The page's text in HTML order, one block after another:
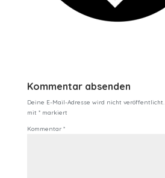
Kommentar absenden
Deine E-Mail-Adresse wird nicht veröffentlicht.
mit *markiert
Kommentar *